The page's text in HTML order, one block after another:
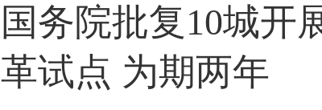
国务院批复10城开
革试点 为期两年